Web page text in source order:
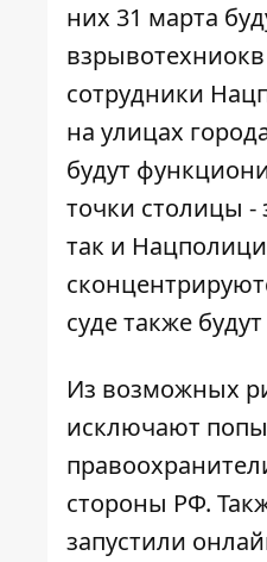
них 31 марта
сотрудники
на улицах
будут
точки столицы -
так и
суде также
Из возможных
исключают
стороны РФ.
запустили